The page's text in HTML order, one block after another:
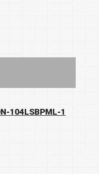
104LSBPML-1